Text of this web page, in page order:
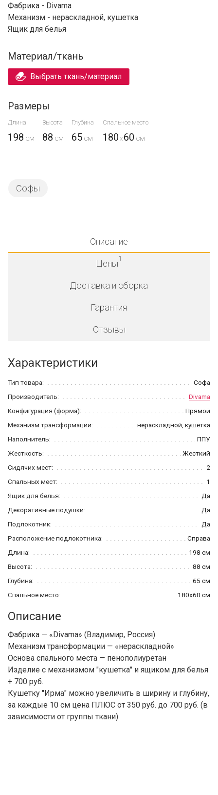
Фабрика - Divama
Механизм - нераскладной, кушетка
Ящик для белья
Материал/ткань
Выбрать ткань/материал
Размеры
Длина Высота Глубина Спальное место
198 88 65 180 x 60
Софы
Описание
Цены1
Доставка и сборка
Гарантия
Отзывы
Характеристики
Тип товара:
Софа
Производитель:
Divama
Конфигурация (форма):
Прямой
Механизм трансформации:
нераскладной, кушетка
Наполнитель:
ППУ
Жесткость:
Жесткий
Сидячих мест:
2
Спальных мест:
1
Ящик для белья:
Да
Декоративные подушки:
Да
Подлокотник:
Да
Расположение подлокотника:
Справа
Длина:
198 см
Высота:
88 см
Глубина:
65 см
Спальное место:
180x60 см
Описание
Фабрика — «Divama» (Владимир, Россия)
Механизм трансформации — «нераскладной»
Основа спального места — пенополиуретан
Изделие с механизмом "кушетка" и ящиком для белья
+ 700 руб.
Кушетку "Ирма" можно увеличить в ширину и глубину,
за каждые 10 см цена ПЛЮС от 350 руб. до 700 руб. (в
зависимости от группы ткани).